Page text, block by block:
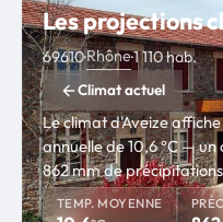
Les projections
69610·Rhône·1 110 hab.
Climat actuel
Le climat d'Aveize
annuelle de 10,6 °C —
862 mm de
TEMP. MOYENNE